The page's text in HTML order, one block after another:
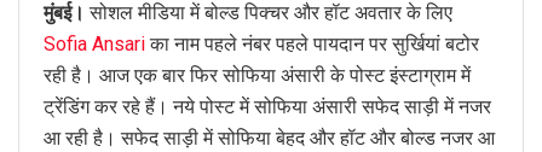
मुंबई। सोशल मीडिया में बोल्ड पिक्चर और हॉट अवतार के लिए
Sofia Ansariका नाम पहले नंबर पहले पायदान पर सुर्खियां बटोर
रही है। आज एक बार फिर सोफिया अंसारी के पोस्ट इंस्टाग्राम में
ट्रेंडिंग कर रहे हैं। नये पोस्ट में सोफिया अंसारी सफेद साड़ी में नजर
आ रही है। सफेद साड़ी में सोफिया बेहद और हॉट और बोल्ड नजर आ